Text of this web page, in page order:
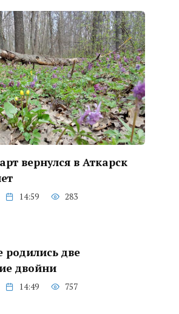
вернулся в Аткарск
14:59 283
родились две
двойни
14:49 757